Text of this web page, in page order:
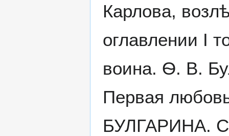
Карлова,
оглавлении I
воина. Ѳ. В.
Первая
БУЛГАРИНА.